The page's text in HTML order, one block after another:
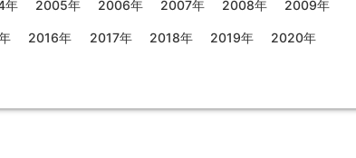
年 2005年 2006年 2007年 2008年 2009年
2016年 2017年 2018年 2019年 2020年